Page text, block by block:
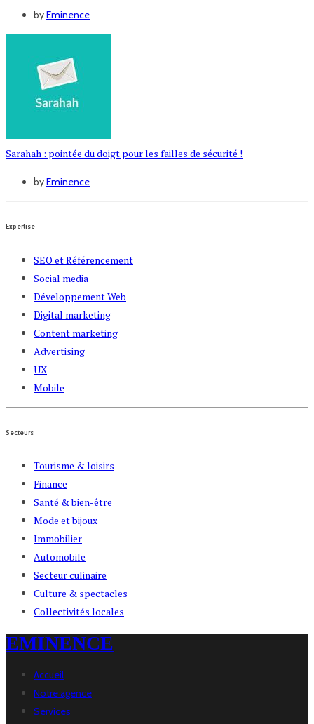
byEminence
Sarahah : pointée du doigt pour les failles de sécurité !
byEminence
Expertise
SEO et Référencement
Social media
Développement Web
Digital marketing
Content marketing
Advertising
UX
Mobile
Secteurs
Tourisme & loisirs
Finance
Santé & bien-être
Mode et bijoux
Immobilier
Automobile
Secteur culinaire
Culture & spectacles
Collectivités locales
EMINENCE
Accueil
Notre agence
Services